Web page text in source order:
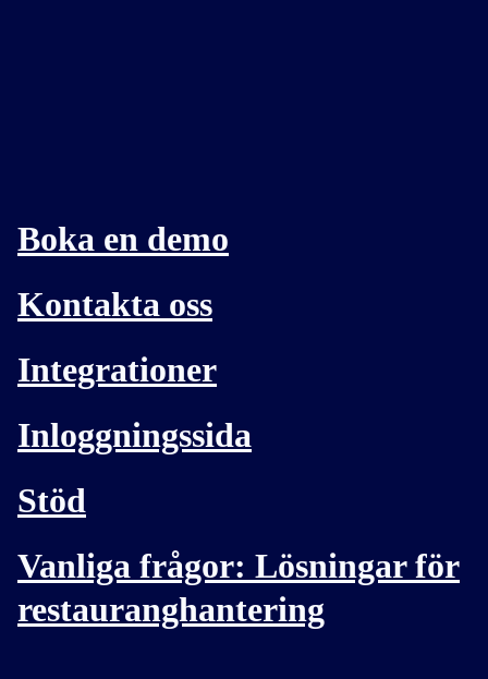
Boka en demo
Kontakta oss
Integrationer
Inloggningssida
Stöd
Vanliga frågor: Lösningar för
restauranghantering